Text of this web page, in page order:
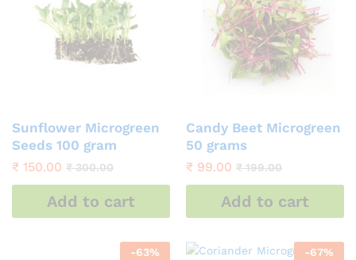
Sunflower Microgreen
Seeds 100 gram
₹ 150.00 ₹300.00
Add to cart
Candy Beet Microgreen
50 grams
₹ 99.00 ₹199.00
Add to cart
-63% -67%